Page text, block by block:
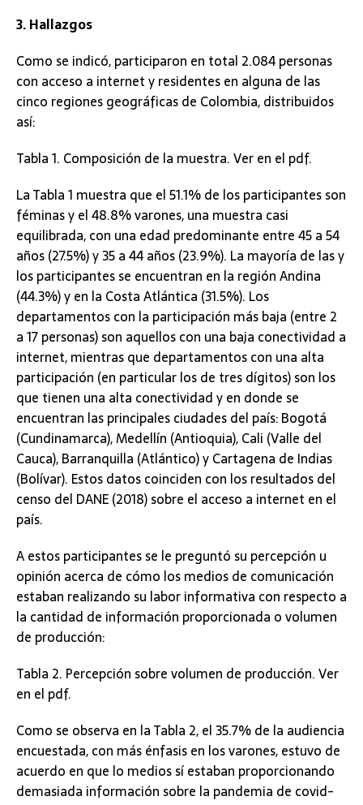
3. Hallazgos
Como se indicó, participaron en total 2.084 personas
con acceso a internet y residentes en alguna de las
cinco regiones geográficas de Colombia, distribuidos
así:
Tabla 1. Composición de la muestra. Ver en el pdf.
La Tabla 1 muestra que el 51.1% de los participantes son
féminas y el 48.8% varones, una muestra casi
equilibrada, con una edad predominante entre 45 a 54
años (27.5%) y 35 a 44 años (23.9%). La mayoría de las y
los participantes se encuentran en la región Andina
(44.3%) y en la Costa Atlántica (31.5%). Los
departamentos con la participación más baja (entre 2
a 17 personas) son aquellos con una baja conectividad a
internet, mientras que departamentos con una alta
participación (en particular los de tres dígitos) son los
que tienen una alta conectividad y en donde se
encuentran las principales ciudades del país: Bogotá
(Cundinamarca), Medellín (Antioquia), Cali (Valle del
Cauca), Barranquilla (Atlántico) y Cartagena de Indias
(Bolívar). Estos datos coinciden con los resultados del
censo del DANE (2018) sobre el acceso a internet en el
país.
A estos participantes se le preguntó su percepción u
opinión acerca de cómo los medios de comunicación
estaban realizando su labor informativa con respecto a
la cantidad de información proporcionada o volumen
de producción:
Tabla 2. Percepción sobre volumen de producción. Ver
en el pdf.
Como se observa en la Tabla 2, el 35.7% de la audiencia
encuestada, con más énfasis en los varones, estuvo de
acuerdo en que lo medios sí estaban proporcionando
demasiada información sobre la pandemia de covid-